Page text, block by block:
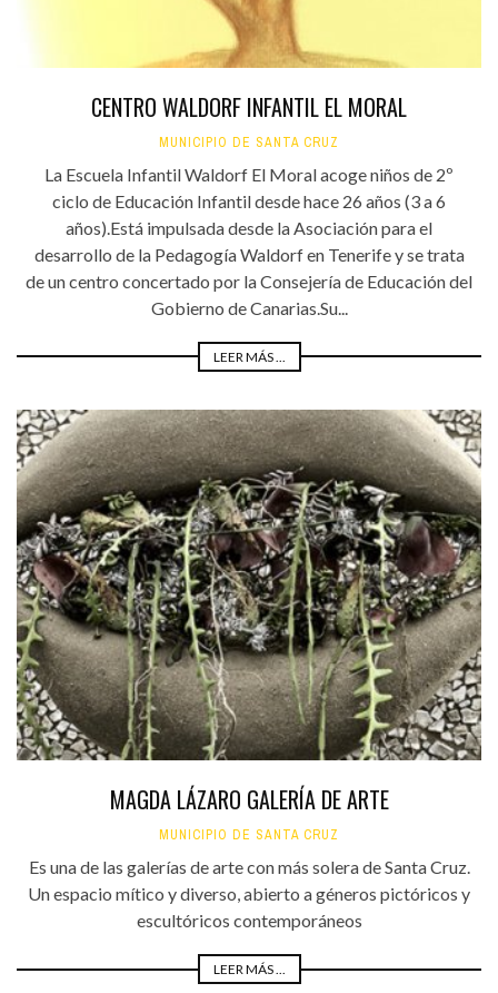
CENTRO WALDORF INFANTIL EL MORAL
MUNICIPIO DE SANTA CRUZ
La Escuela Infantil Waldorf El Moral acoge niños de 2º
ciclo de Educación Infantil desde hace 26 años (3 a 6
años).Está impulsada desde la Asociación para el
desarrollo de la Pedagogía Waldorf en Tenerife y se trata
de un centro concertado por la Consejería de Educación del
Gobierno de Canarias.Su...
LEER MÁS ...
MAGDA LÁZARO GALERÍA DE ARTE
MUNICIPIO DE SANTA CRUZ
Es una de las galerías de arte con más solera de Santa Cruz.
Un espacio mítico y diverso, abierto a géneros pictóricos y
escultóricos contemporáneos
LEER MÁS ...